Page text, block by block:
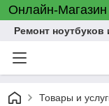
Онлайн-Магазин
Ремонт
Товары и